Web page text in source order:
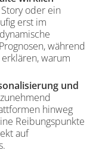
oder ein
erst im
während
warum
und
hinweg
Reibungspunkte
auf